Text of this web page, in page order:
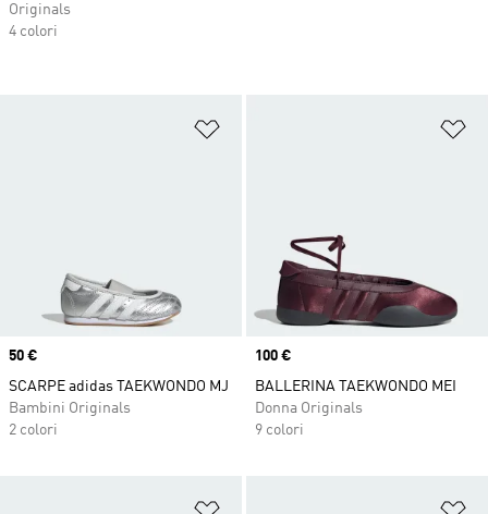
Aggiungi alla lista dei desideri
Price
50 €
SCARPE adidas TAEKWONDO MJ
Bambini Originals
2 colori
Price
100 €
BALLERINA TAEKWONDO MEI
Donna Originals
9 colori
Aggiungi alla lista dei desideri
Originals
4 colori